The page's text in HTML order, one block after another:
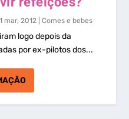
mar, 2012 |Comes e bebes
logo depois da
por ex-pilotos dos...